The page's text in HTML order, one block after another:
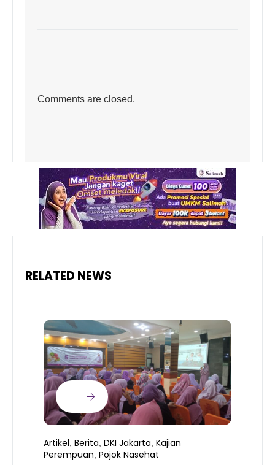
Comments are closed.
RELATED NEWS
Artikel Berita DKI Jakarta Kajian
Perempuan Pojok Nasehat